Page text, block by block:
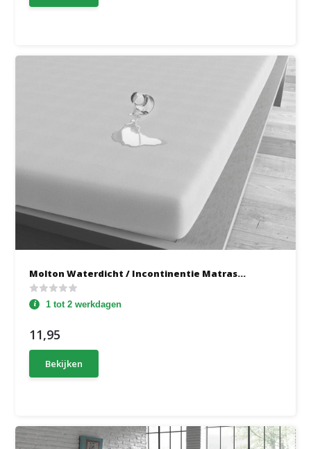
Molton Waterdicht / Incontinentie Matras...
1 tot 2 werkdagen
11,95
Bekijken